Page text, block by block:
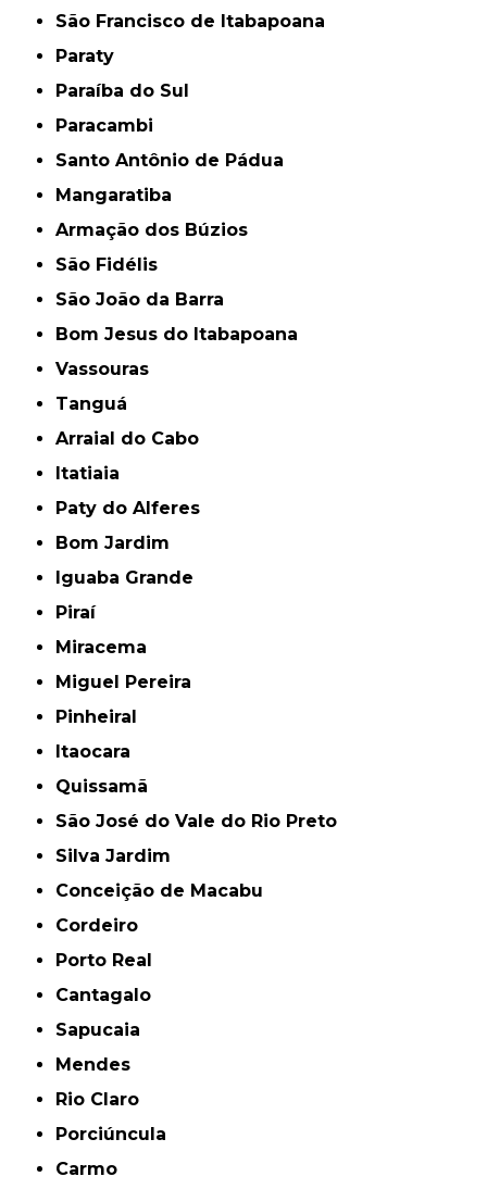
São Francisco de Itabapoana
Paraty
Paraíba do Sul
Paracambi
Santo Antônio de Pádua
Mangaratiba
Armação dos Búzios
São Fidélis
São João da Barra
Bom Jesus do Itabapoana
Vassouras
Tanguá
Arraial do Cabo
Itatiaia
Paty do Alferes
Bom Jardim
Iguaba Grande
Piraí
Miracema
Miguel Pereira
Pinheiral
Itaocara
Quissamã
São José do Vale do Rio Preto
Silva Jardim
Conceição de Macabu
Cordeiro
Porto Real
Cantagalo
Sapucaia
Mendes
Rio Claro
Porciúncula
Carmo